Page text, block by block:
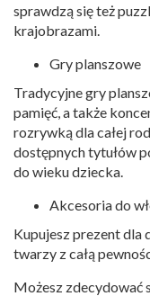
sprawdzą się też
krajobrazami.
Gry planszowe
Tradycyjne gry
pamięć, a także
rozrywką dla całej
dostępnych tytułów
do wieku dziecka.
Akcesoria do
Kupujesz prezent dla
twarzy z całą
Możesz zdecydować